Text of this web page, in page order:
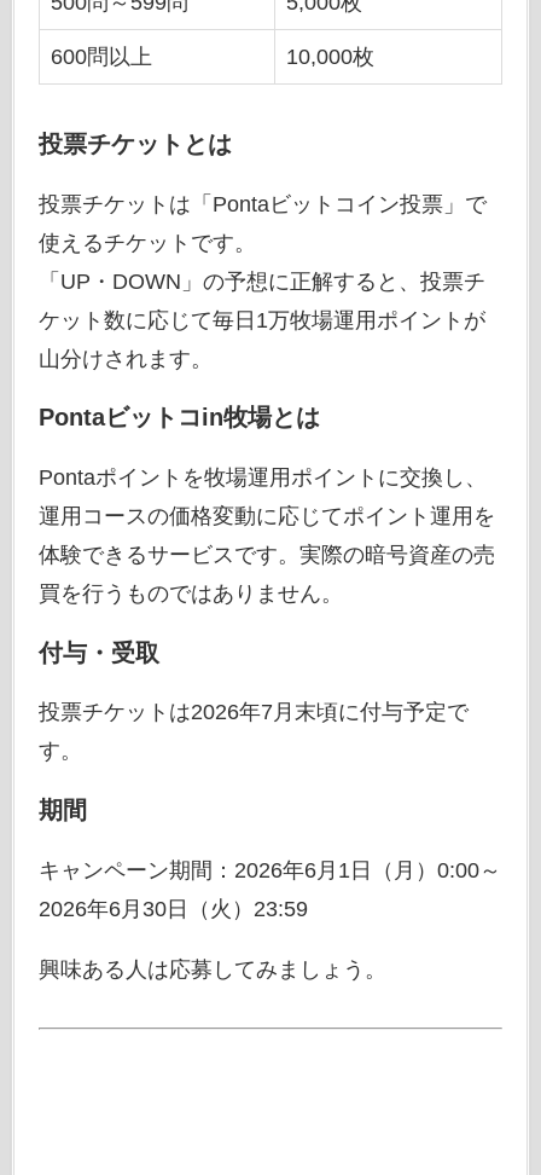
600問以上 10,000枚
投票チケットとは
投票チケットは「Pontaビットコイン投票」で
使えるチケットです。
「UP・DOWN」の予想に正解すると、投票チ
ケット数に応じて毎日1万牧場運用ポイントが
山分けされます。
Pontaビットコin牧場とは
Pontaポイントを牧場運用ポイントに交換し、
運用コースの価格変動に応じてポイント運用を
体験できるサービスです。実際の暗号資産の売
買を行うものではありません。
付与・受取
投票チケットは2026年7月末頃に付与予定で
す。
期間
キャンペーン期間：2026年6月1日（月）0:00～
2026年6月30日（火）23:59
興味ある人は応募してみましょう。